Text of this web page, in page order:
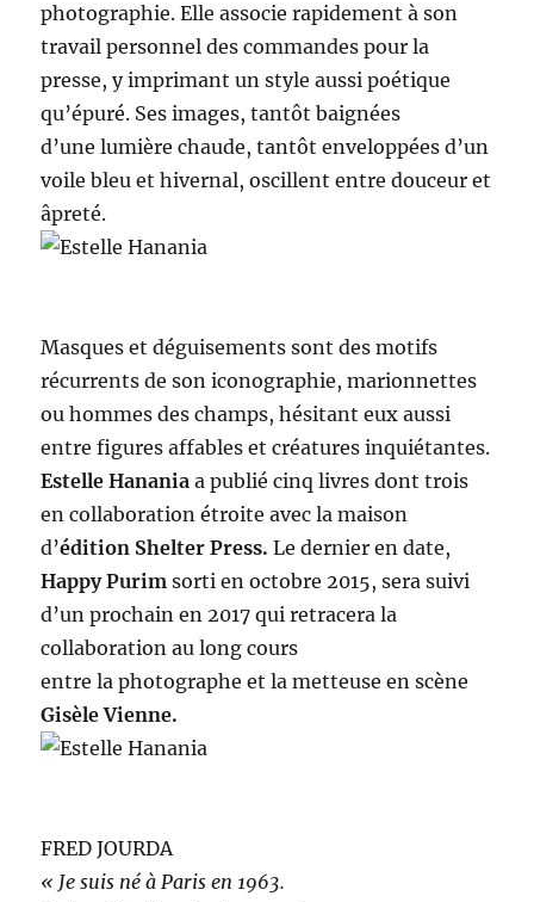
photographie. Elle associe rapidement à son
travail personnel des commandes pour la
presse, y imprimant un style aussi poétique
qu’épuré. Ses images, tantôt baignées
d’une lumière chaude, tantôt enveloppées d’un
voile bleu et hivernal, oscillent entre douceur et
âpreté.
Masques et déguisements sont des motifs
récurrents de son iconographie, marionnettes
ou hommes des champs, hésitant eux aussi
entre figures affables et créatures inquiétantes.
Estelle Hanania a publié cinq livres dont trois
en collaboration étroite avec la maison
d’édition Shelter Press. Le dernier en date,
HappyPurim sorti en octobre 2015, sera suivi
d’un prochain en 2017 qui retracera la
collaboration au long cours
entre la photographe et la metteuse en scène
Gisèle Vienne.
FRED JOURDA
« Je suis né à Paris en 1963.